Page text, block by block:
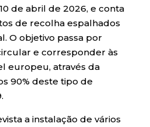
de abril de 2026, e conta
de recolha espalhados
O objetivo passa por
e corresponder às
europeu, através da
90% deste tipo de
a instalação de vários